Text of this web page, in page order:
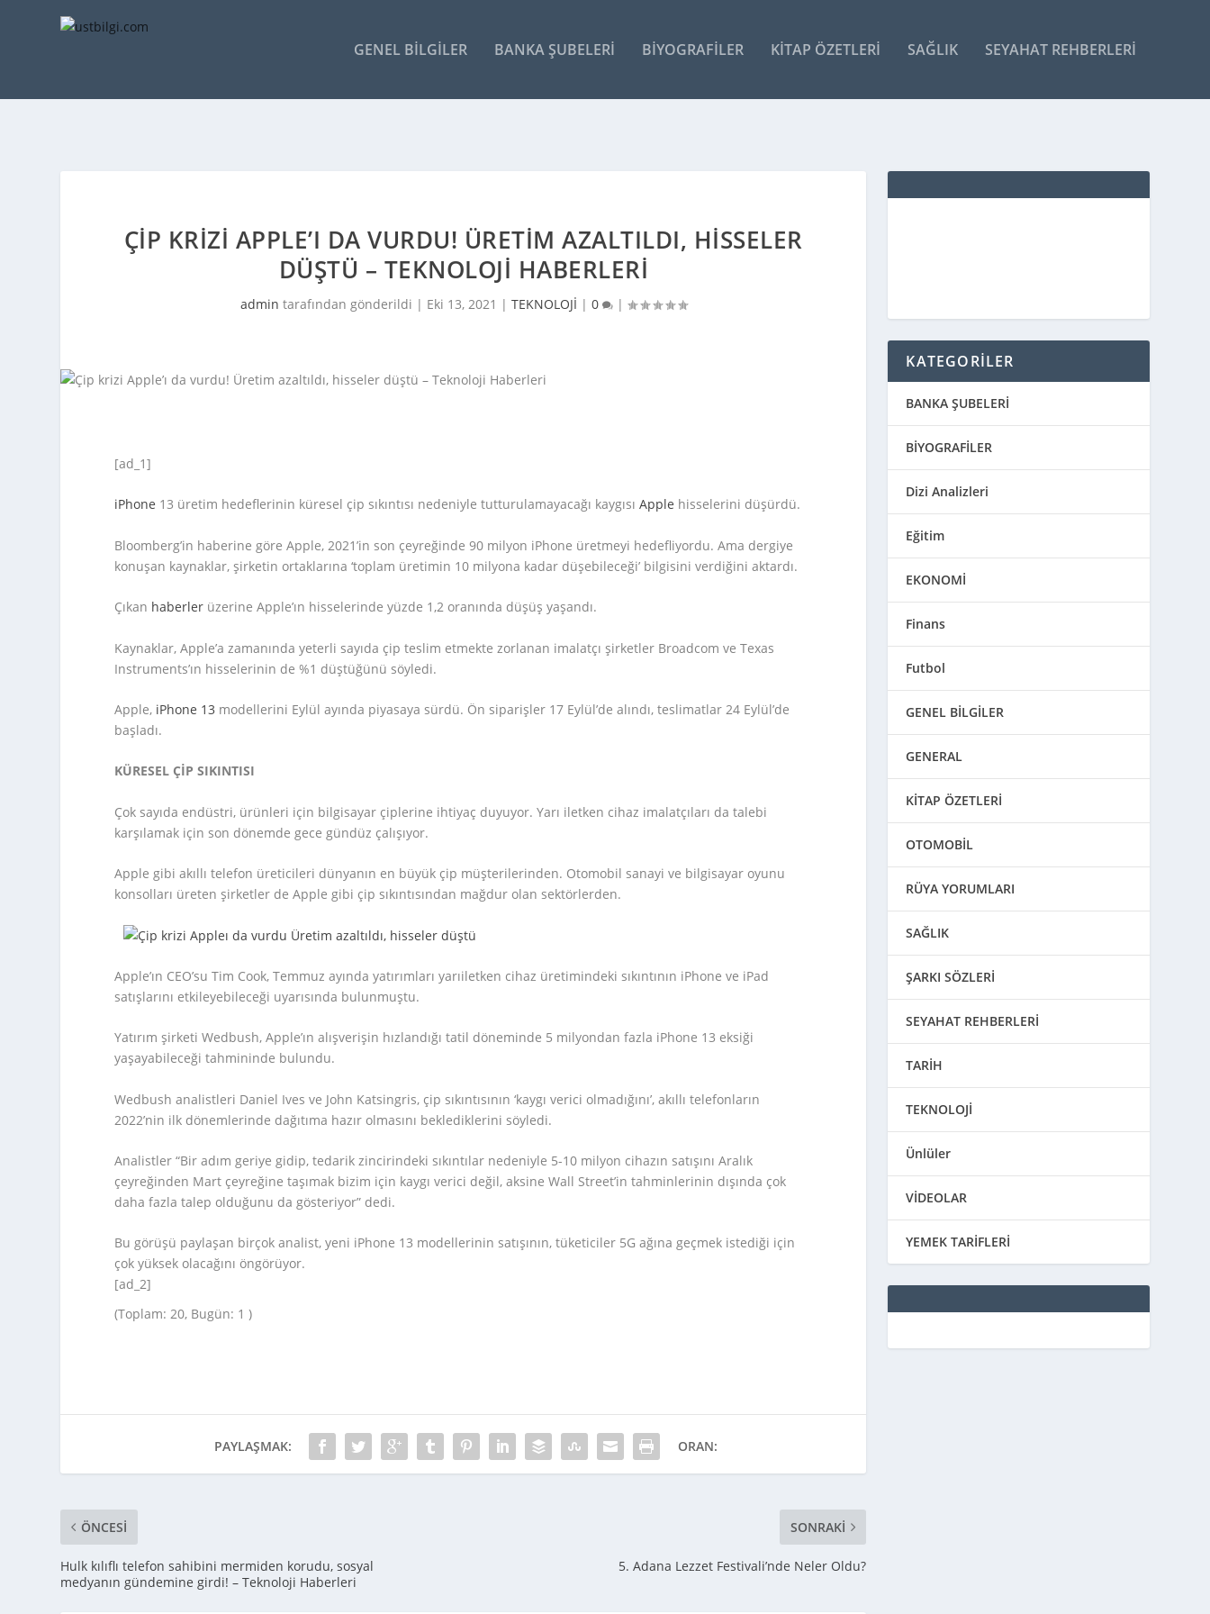
GENEL BILGILER BANKA ŞUBELERI BIYOGRAFILER KITAP ÖZETLERI SAĞLIK SEYAHAT REHBERLERI
ÇIP KRIZI APPLE’I DA VURDU! ÜRETIM AZALTILDI, HISSELER
DÜŞTÜ – TEKNOLOJI HABERLERI
admin tarafından gönderildi | Eki 13, 2021 | TEKNOLOJİ | 0 |
[ad_1]
iPhone 13 üretim hedeflerinin küresel çip sıkıntısı nedeniyle tutturulamayacağı kaygısıApple hisselerini düşürdü.
Bloomberg’in haberine göre Apple, 2021’in son çeyreğinde 90 milyon iPhone üretmeyi hedefliyordu. Ama dergiye
konuşan kaynaklar, şirketin ortaklarına ‘toplam üretimin 10 milyona kadar düşebileceği’ bilgisini verdiğini aktardı.
Çıkan haberler üzerine Apple’ın hisselerinde yüzde 1,2 oranında düşüş yaşandı.
Kaynaklar, Apple’a zamanında yeterli sayıda çip teslim etmekte zorlanan imalatçı şirketler Broadcom ve Texas
Instruments’ın hisselerinin de %1 düştüğünü söyledi.
Apple, iPhone 13 modellerini Eylül ayında piyasaya sürdü. Ön siparişler 17 Eylül’de alındı, teslimatlar 24 Eylül’de
başladı.
KÜRESEL ÇİP SIKINTISI
Çok sayıda endüstri, ürünleri için bilgisayar çiplerine ihtiyaç duyuyor. Yarı iletken cihaz imalatçıları da talebi
karşılamak için son dönemde gece gündüz çalışıyor.
Apple gibi akıllı telefon üreticileri dünyanın en büyük çip müşterilerinden. Otomobil sanayi ve bilgisayar oyunu
konsolları üreten şirketler de Apple gibi çip sıkıntısından mağdur olan sektörlerden.
Apple’ın CEO’su Tim Cook, Temmuz ayında yatırımları yarıiletken cihaz üretimindeki sıkıntının iPhone ve iPad
satışlarını etkileyebileceği uyarısında bulunmuştu.
Yatırım şirketi Wedbush, Apple’ın alışverişin hızlandığı tatil döneminde 5 milyondan fazla iPhone 13 eksiği
yaşayabileceği tahmininde bulundu.
Wedbush analistleri Daniel Ives ve John Katsingris, çip sıkıntısının ‘kaygı verici olmadığını’, akıllı telefonların
2022’nin ilk dönemlerinde dağıtıma hazır olmasını beklediklerini söyledi.
Analistler “Bir adım geriye gidip, tedarik zincirindeki sıkıntılar nedeniyle 5-10 milyon cihazın satışını Aralık
çeyreğinden Mart çeyreğine taşımak bizim için kaygı verici değil, aksine Wall Street’in tahminlerinin dışında çok
daha fazla talep olduğunu da gösteriyor” dedi.
Bu görüşü paylaşan birçok analist, yeni iPhone 13 modellerinin satışının, tüketiciler 5G ağına geçmek istediği için
çok yüksek olacağını öngörüyor.
[ad_2]
(Toplam: 20, Bugün: 1 )
PAYLAŞMAK: ORAN:
ÖNCESI
Hulk kılıflı telefon sahibini mermiden korudu, sosyal
medyanın gündemine girdi! – Teknoloji Haberleri
SONRAKI
5. Adana Lezzet Festivali’nde Neler Oldu?
KATEGORİLER
BANKA ŞUBELERİ
BİYOGRAFİLER
Dizi Analizleri
Eğitim
EKONOMİ
Finans
Futbol
GENEL BİLGİLER
GENERAL
KİTAP ÖZETLERİ
OTOMOBİL
RÜYA YORUMLARI
SAĞLIK
ŞARKI SÖZLERİ
SEYAHAT REHBERLERİ
TARİH
TEKNOLOJİ
Ünlüler
VİDEOLAR
YEMEK TARİFLERİ